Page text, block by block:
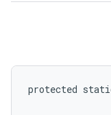
protected